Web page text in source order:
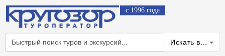
с 1996 года
Искать в...